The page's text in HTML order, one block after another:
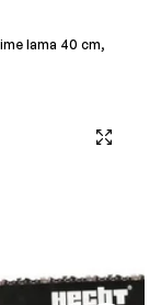
lama 40 cm,